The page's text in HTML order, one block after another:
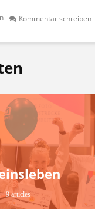
Kommentar schreiben
9 articles